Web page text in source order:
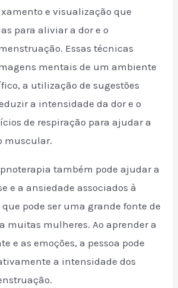
e visualização que
para aliviar a dor e o
Essas técnicas
mentais de um ambiente
a utilização de sugestões
a intensidade da dor e o
de respiração para ajudar a
muscular.
também pode ajudar a
e a ansiedade associados à
pode ser uma grande fonte de
muitas mulheres. Ao aprender a
e as emoções, a pessoa pode
a intensidade dos